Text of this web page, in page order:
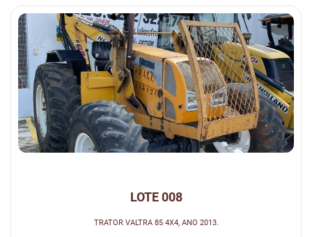
LOTE 008
TRATOR VALTRA 85 4X4, ANO 2013.